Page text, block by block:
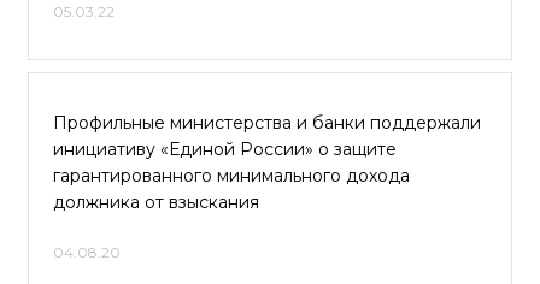
05.03.22
Профильные министерства и банки поддержали
инициативу «Единой России» о защите
гарантированного минимального дохода
должника от взыскания
04.08.20